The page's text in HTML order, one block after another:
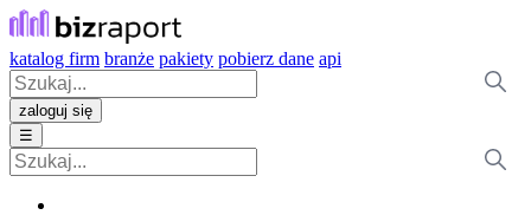
katalog firm branże pakiety pobierz dane api
zaloguj się
☰